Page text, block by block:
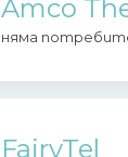
Amco
няма
FairyTel